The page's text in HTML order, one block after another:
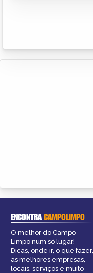
ENCONTRACAMPOLIMPO
O melhor do Campo
Limpo num só lugar!
Dicas, onde ir, o que fazer,
as melhores empresas,
locais, serviços e muito